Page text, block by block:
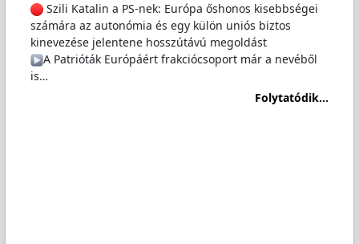
Szili Katalin a PS-nek: Európa őshonos kisebbségei
számára az autonómia és egy külön uniós biztos
kinevezése jelentene hosszútávú megoldást
A Patrióták Európáért frakciócsoport már a nevéből
is…
Folytatódik...